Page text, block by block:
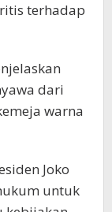
terhadap
dari
warna
Joko
untuk